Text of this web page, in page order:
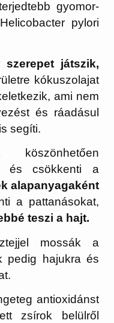
gyomor-
pylori
játszik,
kókuszolajat
ami nem
és ráadásul
segíti.
köszönhetően
és csökkenti a
alapanyagaként
a pattanásokat,
teszi a hajt.
mossák a
pedig hajukra és
antioxidánst
zsírok belülről